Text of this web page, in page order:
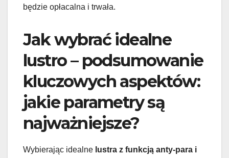
będzie opłacalna i trwała.
Jak wybrać idealne
lustro – podsumowanie
kluczowych aspektów:
jakie parametry są
najważniejsze?
Wybierając idealne lustra z funkcją anty-para i